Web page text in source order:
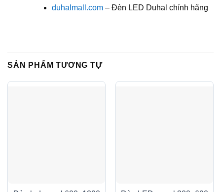
duhalmall.com– Đèn LED Duhal chính hãng
SẢN PHẨM TƯƠNG TỰ